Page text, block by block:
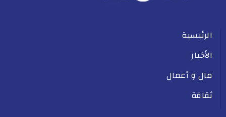
الرئيسية
الأخبار
مال و أعمال
ثقافة